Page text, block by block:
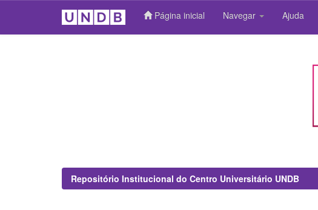
Página inicial Navegar Ajuda
Repositório Institucional do Centro Universitário UNDB